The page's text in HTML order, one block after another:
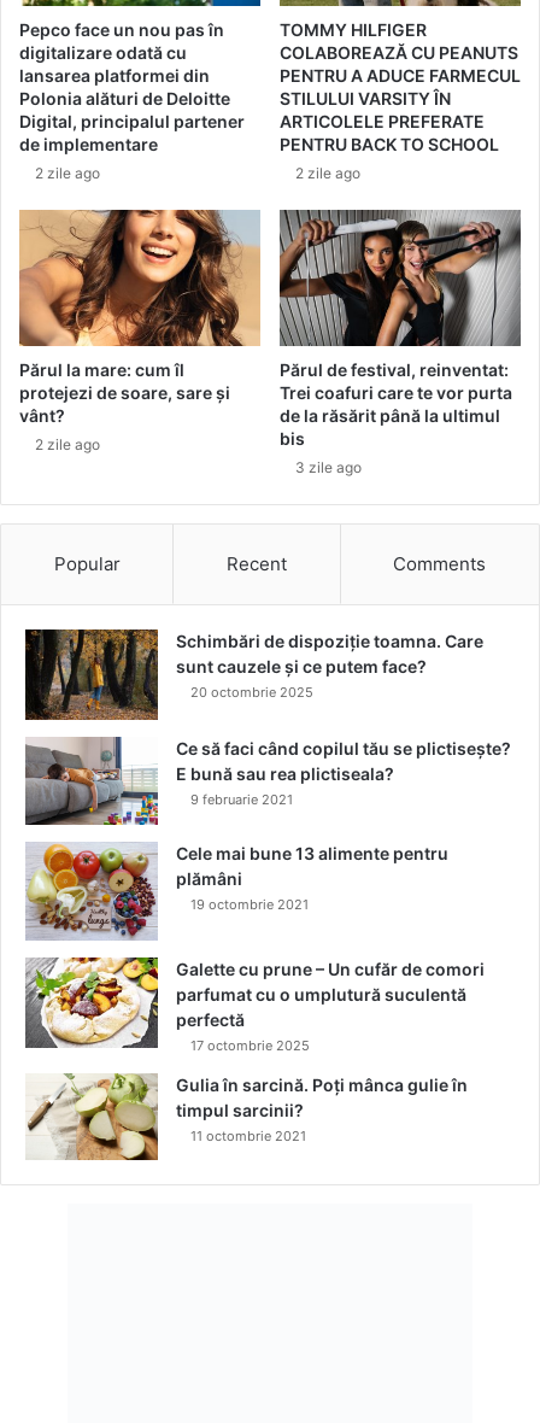
r
u
p
ă
r
î
e
o
u
l
c
a
l
b
u
n
e
x
c
ț
u
p
e
n
t
t
g
p
e
n
u
n
a
e
e
Pepco face un nou pas în
digitalizare odată cu
lansarea platformei din
Polonia alături de Deloitte
Digital, principalul partener
de implementare
2 zile ago
TOMMY HILFIGER
COLABOREAZĂ CU PEANUTS
PENTRU A ADUCE FARMECUL
STILULUI VARSITY ÎN
ARTICOLELE PREFERATE
PENTRU BACK TO SCHOOL
2 zile ago
Părul la mare: cum îl
protejezi de soare, sare și
vânt?
2 zile ago
Părul de festival, reinventat:
Trei coafuri care te vor purta
de la răsărit până la ultimul
bis
3 zile ago
Popular Recent Comments
Schimbări de dispoziție toamna. Care
sunt cauzele și ce putem face?
20 octombrie 2025
Ce să faci când copilul tău se plictisește?
E bună sau rea plictiseala?
9 februarie 2021
Cele mai bune 13 alimente pentru
plămâni
19 octombrie 2021
Galette cu prune – Un cufăr de comori
parfumat cu o umplutură suculentă
perfectă
17 octombrie 2025
Gulia în sarcină. Poți mânca gulie în
timpul sarcinii?
11 octombrie 2021